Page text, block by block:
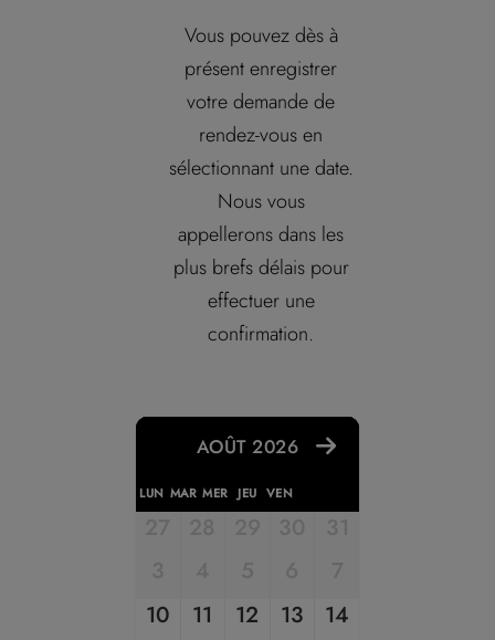
Vous pouvez dès à
présent enregistrer
votre demande de
rendez-vous en
sélectionnant une date.
Nous vous
appellerons dans les
plus brefs délais pour
effectuer une
confirmation.
AOÛT 2026
LUN MAR MER JEU VEN
10
11 12 13
14